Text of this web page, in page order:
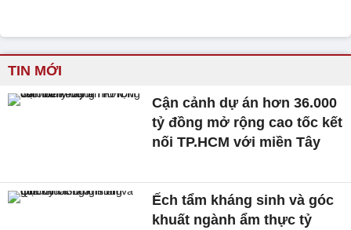
TIN MỚI
Cận cảnh dự án hơn 36.000
tỷ đồng mở rộng cao tốc kết
nối TP.HCM với miền Tây
Ếch tẩm kháng sinh và góc
khuất ngành ẩm thực tỷ